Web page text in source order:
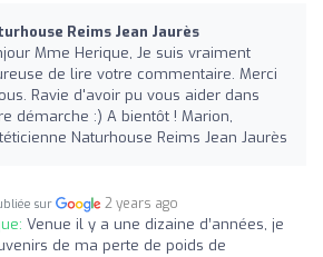
Reims Jean Jaurès
Mme Herique, Je suis vraiment
de lire votre commentaire. Merci
Ravie d'avoir pu vous aider dans
démarche :) A bientôt ! Marion,
Naturhouse Reims Jean Jaurès
sur 2 years ago
Venue il y a une dizaine d’années, je
de ma perte de poids de